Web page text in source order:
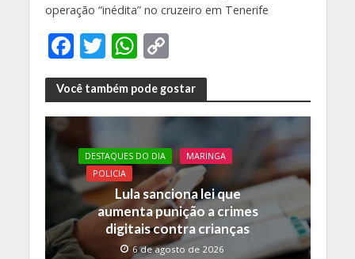
operação “inédita” no cruzeiro em Tenerife
F
ac
e
b
o
o
k
T
w
itt
er
W
h
at
s
A
p
p
C
o
p
y
Li
n
k
Você também pode gostar
DESTAQUES DO DIA
MARINGA
POLICIA
Lula sanciona lei que
aumenta punição a crimes
digitais contra crianças
6 de agosto de 2026